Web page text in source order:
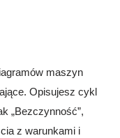
maszyn
Opisujesz cykl
„Bezczynność”,
z warunkami i